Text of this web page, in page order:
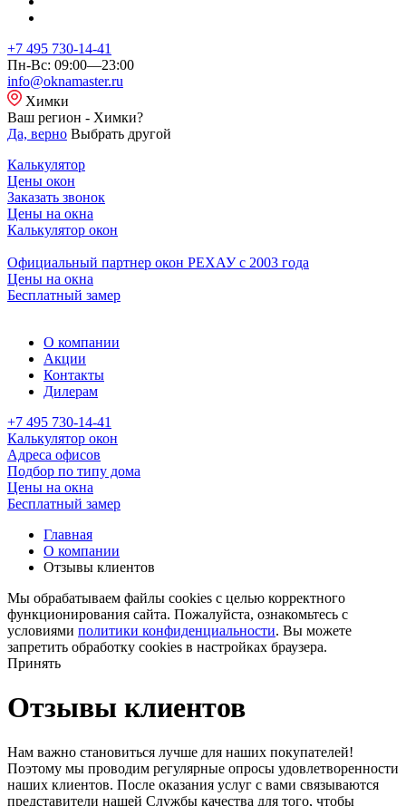
+7 495 730-14-41
Пн-Вс: 09:00—23:00
info@oknamaster.ru
Химки
Ваш регион - Химки?
Да, верно Выбрать другой
Калькулятор
Цены окон
Заказать звонок
Цены на окна
Калькулятор окон
Официальный партнер окон РЕХАУ с 2003 года
Цены на окна
Бесплатный замер
О компании
Акции
Контакты
Дилерам
+7 495 730-14-41
Калькулятор окон
Адреса офисов
Подбор по типу дома
Цены на окна
Бесплатный замер
Главная
О компании
Отзывы клиентов
Мы обрабатываем файлы cookies с целью корректного
функционирования сайта. Пожалуйста, ознакомьтесь с
условиями политики конфиденциальности. Вы можете
запретить обработку cookies в настройках браузера.
Принять
Отзывы клиентов
Нам важно становиться лучше для наших покупателей!
Поэтому мы проводим регулярные опросы удовлетворенности
наших клиентов. После оказания услуг с вами связываются
представители нашей Службы качества для того, чтобы